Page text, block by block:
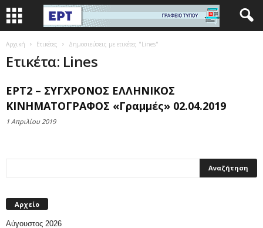
Αρχική Ετικέτες Δημοσιεύσεις με ετικέτες "Lines"
Ετικέτα: Lines
ΕΡΤ2 – ΣΥΓΧΡΟΝΟΣ ΕΛΛΗΝΙΚΟΣ
ΚΙΝΗΜΑΤΟΓΡΑΦΟΣ «Γραμμές» 02.04.2019
1 Απριλίου 2019
Αρχείο
Αύγουστος 2026